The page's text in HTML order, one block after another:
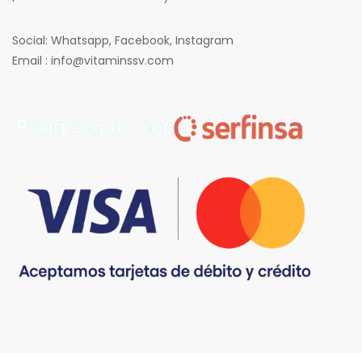
Social: Whatsapp, Facebook, Instagram
Email : info@vitaminssv.com